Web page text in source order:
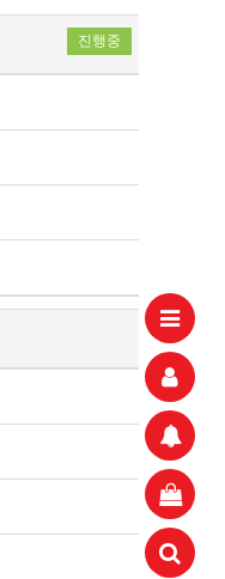
진행중
11.21
09.17